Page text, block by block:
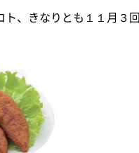
ト、きなりとも１１月３回